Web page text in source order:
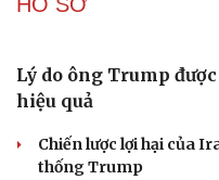
mưa tên lửa Nga
khủng hoảng năng
CUỘC SỐNG ĐÓ